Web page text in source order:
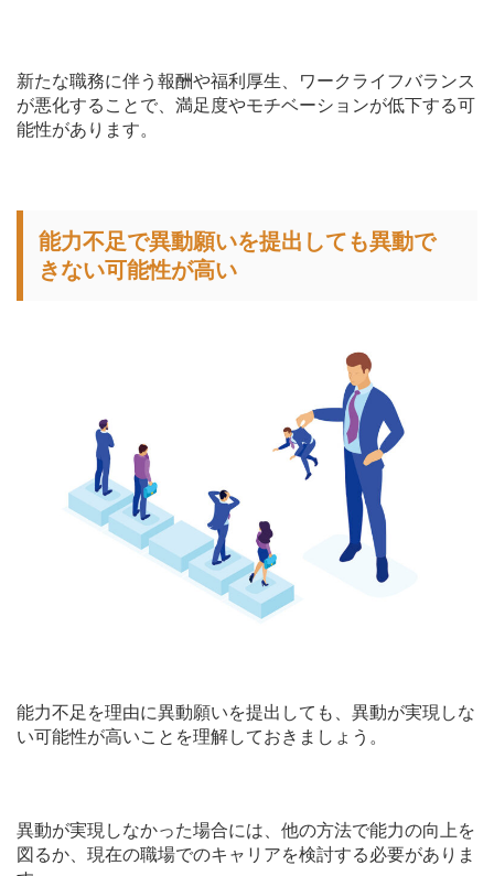
新たな職務に伴う報酬や福利厚生、ワークライフバランス
が悪化することで、満足度やモチベーションが低下する可
能性があります。
能力不足で異動願いを提出しても異動で
きない可能性が高い
能力不足を理由に異動願いを提出しても、異動が実現しな
い可能性が高いことを理解しておきましょう。
異動が実現しなかった場合には、他の方法で能力の向上を
図るか、現在の職場でのキャリアを検討する必要がありま